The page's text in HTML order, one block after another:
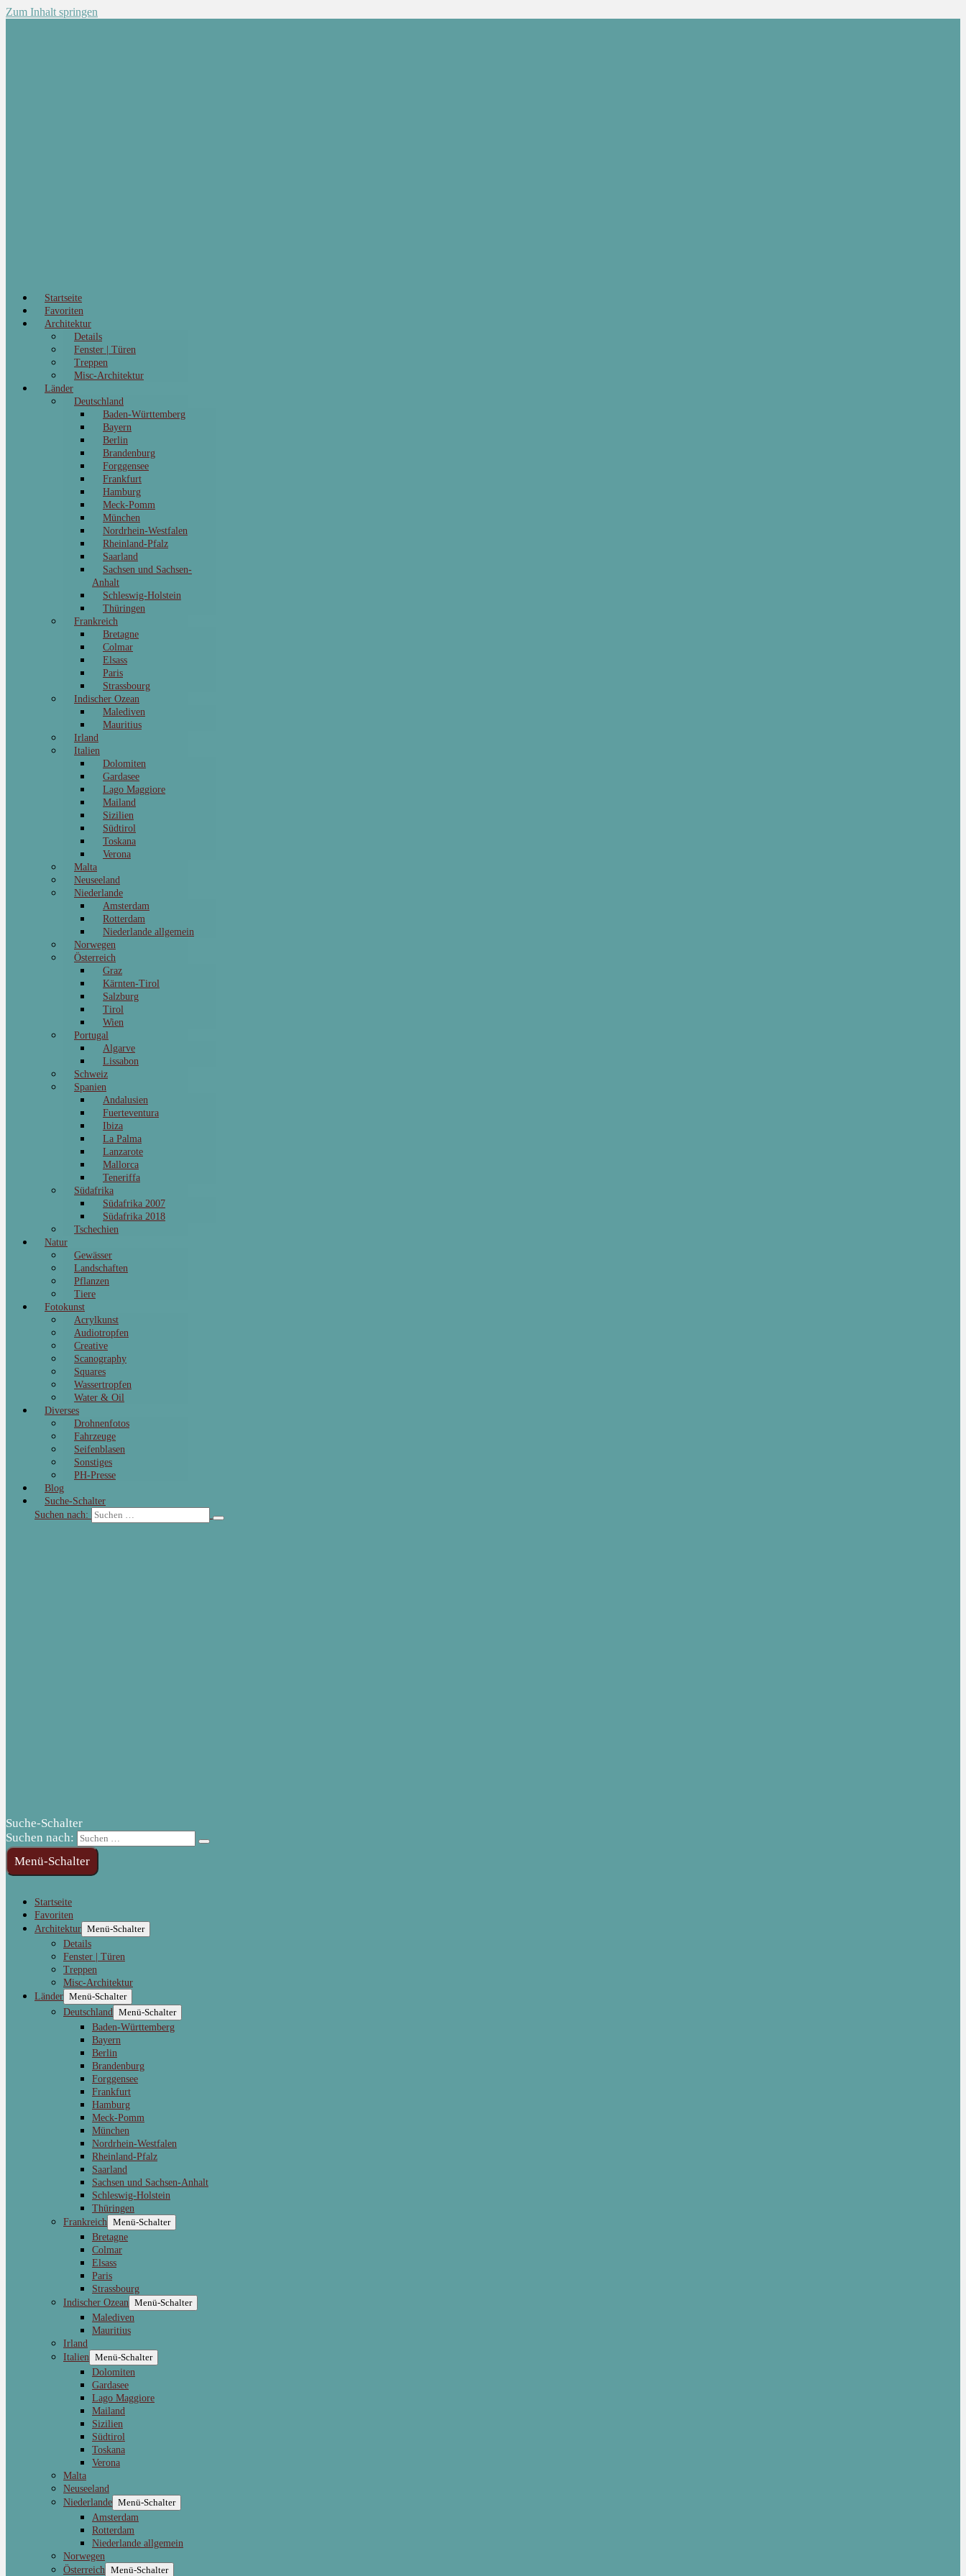
Zum Inhalt springen
Startseite
Favoriten
Architektur
Details
Fenster | Türen
Treppen
Misc-Architektur
Länder
Deutschland
Baden-Württemberg
Bayern
Berlin
Brandenburg
Forggensee
Frankfurt
Hamburg
Meck-Pomm
München
Nordrhein-Westfalen
Rheinland-Pfalz
Saarland
Sachsen und Sachsen-
Anhalt
Schleswig-Holstein
Thüringen
Frankreich
Bretagne
Colmar
Elsass
Paris
Strassbourg
Indischer Ozean
Malediven
Mauritius
Irland
Italien
Dolomiten
Gardasee
Lago Maggiore
Mailand
Sizilien
Südtirol
Toskana
Verona
Malta
Neuseeland
Niederlande
Amsterdam
Rotterdam
Niederlande allgemein
Norwegen
Österreich
Graz
Kärnten-Tirol
Salzburg
Tirol
Wien
Portugal
Algarve
Lissabon
Schweiz
Spanien
Andalusien
Fuerteventura
Ibiza
La Palma
Lanzarote
Mallorca
Teneriffa
Südafrika
Südafrika 2007
Südafrika 2018
Tschechien
Natur
Gewässer
Landschaften
Pflanzen
Tiere
Fotokunst
Acrylkunst
Audiotropfen
Creative
Scanography
Squares
Wassertropfen
Water & Oil
Diverses
Drohnenfotos
Fahrzeuge
Seifenblasen
Sonstiges
PH-Presse
Blog
Suche-Schalter
Suchen nach:
Suche-Schalter
Suchen nach:
Menü-Schalter
Startseite
Favoriten
Architektur Menü-Schalter
Details
Fenster | Türen
Treppen
Misc-Architektur
Länder Menü-Schalter
Deutschland Menü-Schalter
Baden-Württemberg
Bayern
Berlin
Brandenburg
Forggensee
Frankfurt
Hamburg
Meck-Pomm
München
Nordrhein-Westfalen
Rheinland-Pfalz
Saarland
Sachsen und Sachsen-Anhalt
Schleswig-Holstein
Thüringen
Frankreich Menü-Schalter
Bretagne
Colmar
Elsass
Paris
Strassbourg
Indischer Ozean Menü-Schalter
Malediven
Mauritius
Irland
Italien Menü-Schalter
Dolomiten
Gardasee
Lago Maggiore
Mailand
Sizilien
Südtirol
Toskana
Verona
Malta
Neuseeland
Niederlande Menü-Schalter
Amsterdam
Rotterdam
Niederlande allgemein
Norwegen
Österreich Menü-Schalter